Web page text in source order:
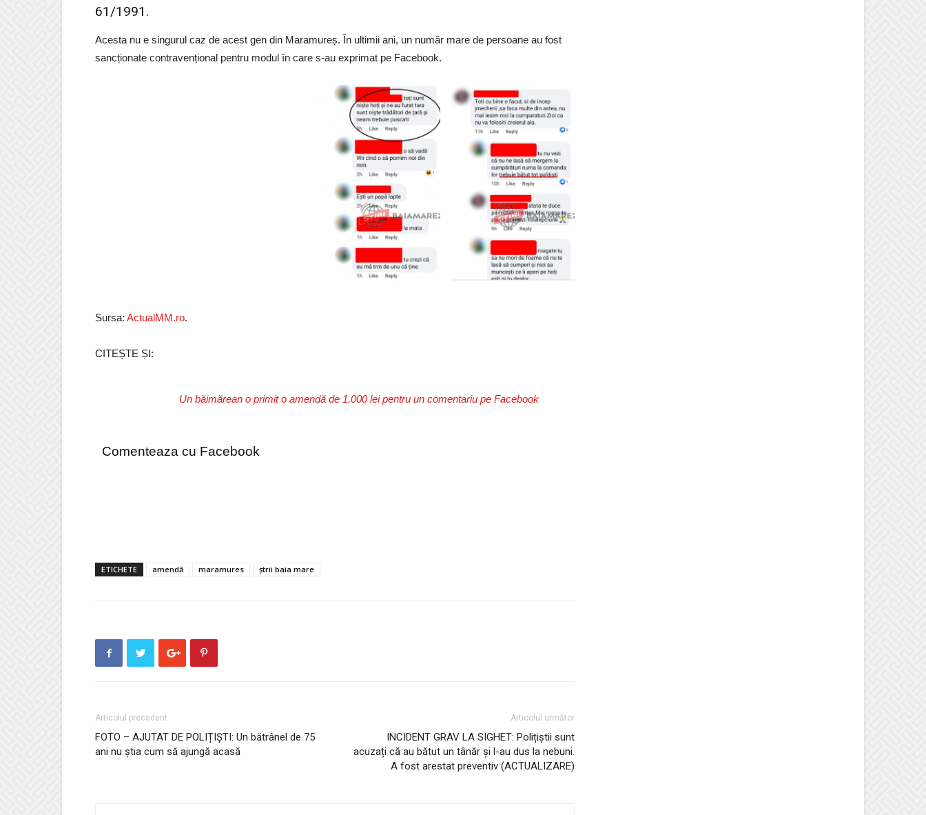
61/1991.
Acesta nu e singurul caz de acest gen din Maramureș. În ultimii ani, un număr mare de persoane au fost
sancționate contravențional pentru modul în care s-au exprimat pe Facebook.
Sursa: ActualMM.ro.
CITEȘTE ȘI:
Un băimărean o primit o amendă de 1.000 lei pentru un comentariu pe Facebook
Comenteaza cu Facebook
ETICHETE amendă maramures ștrii baia mare
Articolul precedent
FOTO – AJUTAT DE POLIȚIȘTI: Un bătrânel de 75
ani nu știa cum să ajungă acasă
Articolul următor
INCIDENT GRAV LA SIGHET: Polițiștii sunt
acuzați că au bătut un tânăr și l-au dus la nebuni.
A fost arestat preventiv (ACTUALIZARE)